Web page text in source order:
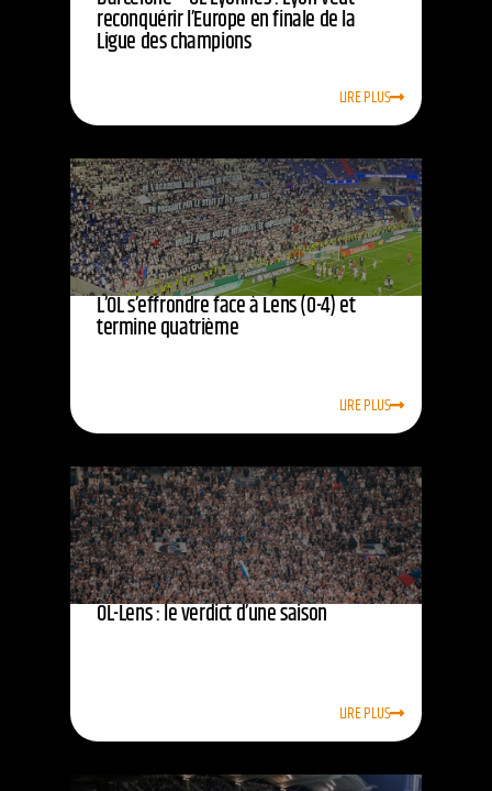
reconquérir l’Europe en finale de la
Ligue des champions
LIRE PLUS
L’OL s’effrondre face à Lens (0-4) et
termine quatrième
LIRE PLUS
OL-Lens : le verdict d’une saison
LIRE PLUS